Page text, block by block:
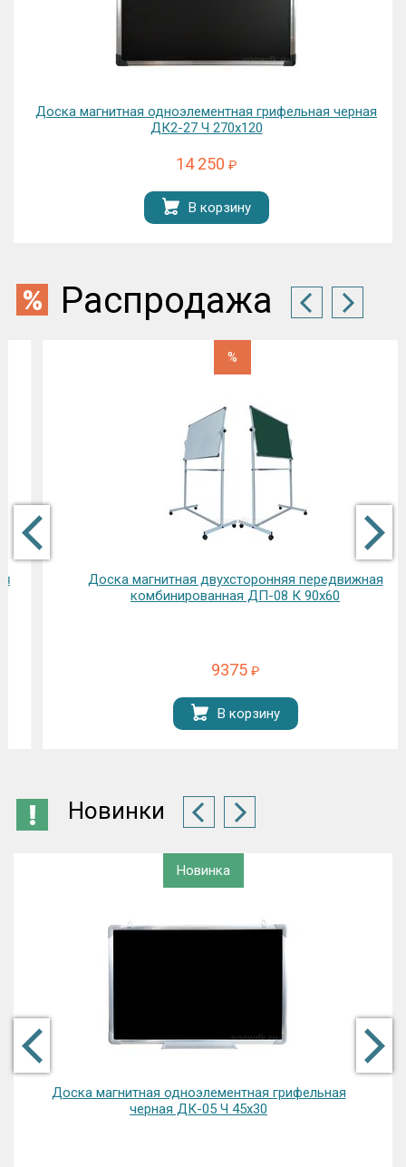
Доска магнитная одноэлементная грифельная черная
ДК2-27 Ч 270х120
14 250 ₽
В корзину
Распродажа
Доска магнитная двухсторонняя передвижная
комбинированная ДП-08 К 90х60
9375₽
В корзину
Новинки
Новинка
Доска магнитная одноэлементная грифельная
черная ДК-05 Ч 45х30